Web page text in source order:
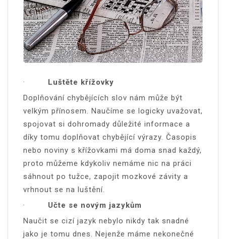
·
Luštěte křížovky
Doplňování chybějících slov nám může být
velkým přínosem. Naučíme se logicky uvažovat,
spojovat si dohromady důležité informace a
díky tomu doplňovat chybějící výrazy. Časopis
nebo noviny s křížovkami má doma snad každý,
proto můžeme kdykoliv nemáme nic na práci
sáhnout po tužce, zapojit mozkové závity a
vrhnout se na luštění.
·
Učte se novým jazykům
Naučit se cizí jazyk nebylo nikdy tak snadné
jako je tomu dnes. Nejenže máme nekonečné